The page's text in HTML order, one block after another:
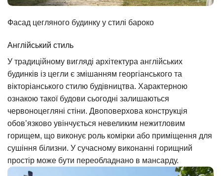
Фасад цегляного будинку у стилі бароко
Англійський стиль
У традиційному вигляді архітектура англійських
будинків із цегли є змішанням георгіанського та
вікторіанського стилю будівництва. Характерною
ознакою такої будови сьогодні залишаються
червоноцегляні стіни. Двоповерхова конструкція
обов’язково увінчується невеликим нежитловим
горищем, що виконує роль комірки або приміщення для
сушіння білизни. У сучасному виконанні горищний
простір може бути переобладнано в мансарду.